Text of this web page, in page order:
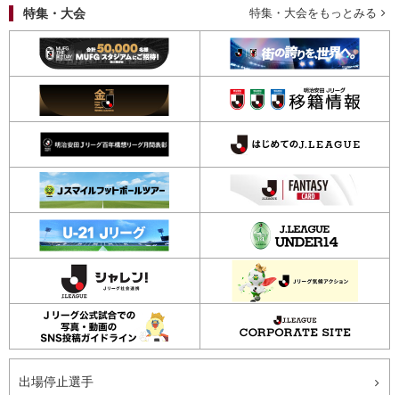
特集・大会 特集・大会をもっとみる
出場停止選手